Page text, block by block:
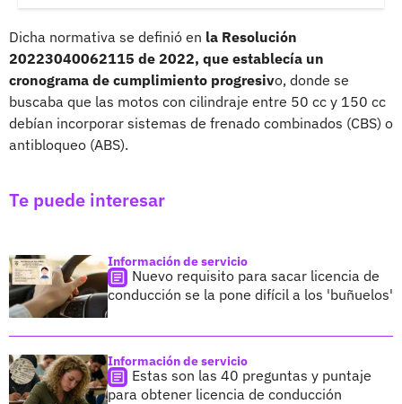
Dicha normativa se definió en la Resolución
20223040062115 de 2022, que establecía un
cronograma de cumplimiento progresivo, donde se
buscaba que las motos con cilindraje entre 50 cc y 150 cc
debían incorporar sistemas de frenado combinados (CBS) o
antibloqueo (ABS).
Te puede interesar
Información de servicio
Nuevo requisito para sacar licencia de
conducción se la pone difícil a los 'buñuelos'
Información de servicio
Estas son las 40 preguntas y puntaje
para obtener licencia de conducción